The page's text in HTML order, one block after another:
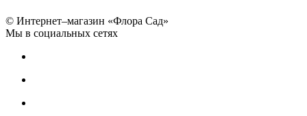
© Интернет–магазин «Флора Сад»
Мы в социальных сетях